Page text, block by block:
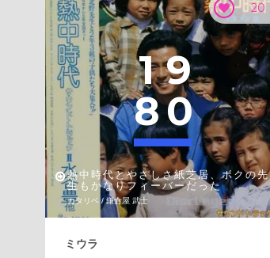
20
1 9
80
熱中時代とやさしさ紙芝居、ボクの先
生もかなりフィーバーだった
カタリベ / 鎌倉屋 武士
ミウラ